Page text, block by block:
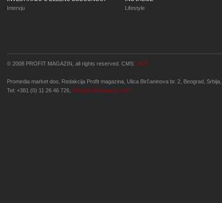
Intervju
Lifestyle
© 2008 PROFIT MAGAZIN, all rights reserved. CMS: OCP
Promedia market doo, Redakcija Profit magazina, Ulica Birčaninova br. 2, Beograd, Srbija,
Tel: +381 (0) 11 26 46 726, info@profitmagazin.com